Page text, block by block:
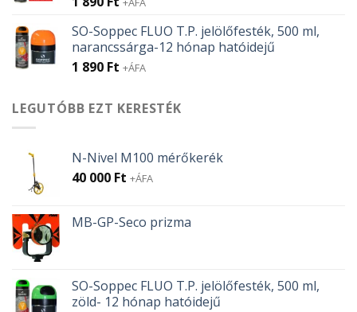
SO-Soppec FLUO T.P. jelölőfesték, 500 ml,
narancssárga-12 hónap hatóidejű
1 890 Ft +ÁFA
LEGUTÓBB EZT KERESTÉK
N-Nivel M100 mérőkerék
40 000 Ft +ÁFA
MB-GP-Seco prizma
SO-Soppec FLUO T.P. jelölőfesték, 500 ml,
zöld- 12 hónap hatóidejű